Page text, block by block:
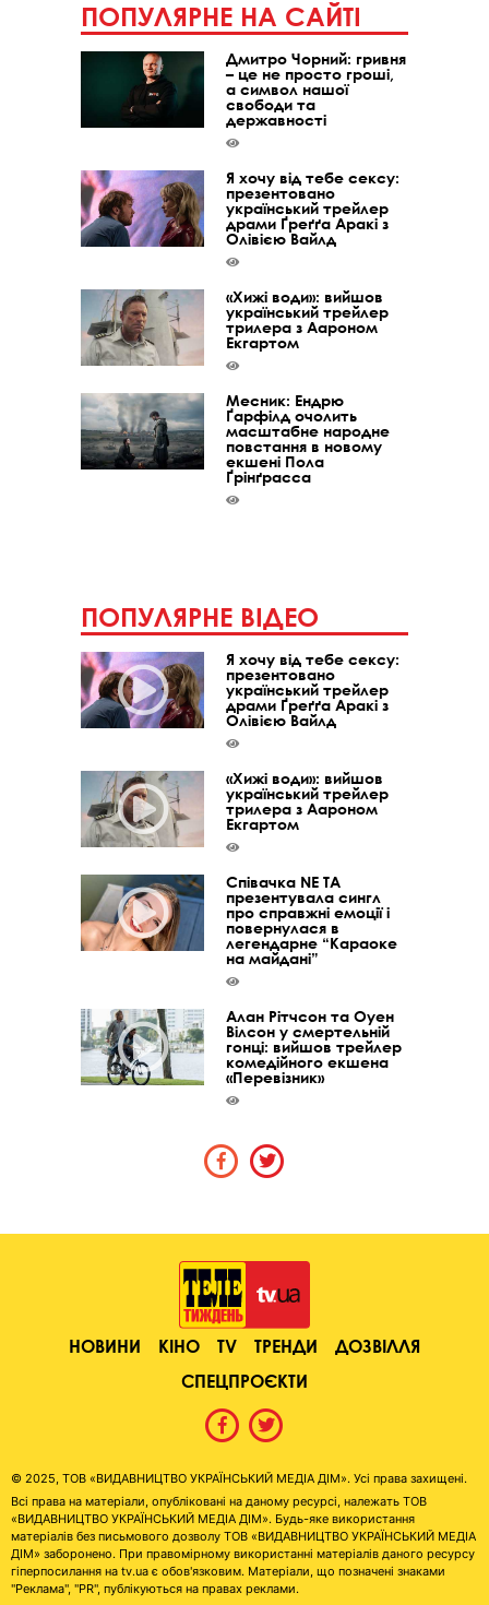
ПОПУЛЯРНЕ НА САЙТІ
Дмитро Чорний: гривня
– це не просто гроші,
а символ нашої
свободи та
державності
Я хочу від тебе сексу:
презентовано
український трейлер
драми Ґреґґа Аракі з
Олівією Вайлд
«Хижі води»: вийшов
український трейлер
трилера з Аароном
Екгартом
Месник: Ендрю
Ґарфілд очолить
масштабне народне
повстання в новому
екшені Пола
Ґрінґрасса
ПОПУЛЯРНЕ ВІДЕО
Я хочу від тебе сексу:
презентовано
український трейлер
драми Ґреґґа Аракі з
Олівією Вайлд
«Хижі води»: вийшов
український трейлер
трилера з Аароном
Екгартом
Співачка NE TA
презентувала сингл
про справжні емоції і
повернулася в
легендарне “Караоке
на майдані”
Алан Рітчсон та Оуен
Вілсон у смертельній
гонці: вийшов трейлер
комедійного екшена
«Перевізник»
НОВИНИ КІНО TV ТРЕНДИ
ДОЗВІЛЛЯ
СПЕЦПРОЄКТИ
© 2025, ТОВ «ВИДАВНИЦТВО УКРАЇНСЬКИЙ МЕДІА ДІМ». Усі права захищені.
Всі права на матеріали, опубліковані на даному ресурсі, належать ТОВ
«ВИДАВНИЦТВО УКРАЇНСЬКИЙ МЕДІА ДІМ». Будь-яке використання
матеріалів без письмового дозволу ТОВ «ВИДАВНИЦТВО УКРАЇНСЬКИЙ МЕДІА
ДІМ» заборонено. При правомірному використанні матеріалів даного ресурсу
гіперпосилання на tv.ua є обов'язковим. Матеріали, що позначені знаками
"Реклама", "PR", публікуються на правах реклами.